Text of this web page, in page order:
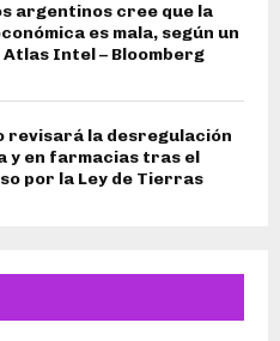
argentinos cree que la
es mala, según un
Intel – Bloomberg
revisará la desregulación
y en farmacias tras el
por la Ley de Tierras